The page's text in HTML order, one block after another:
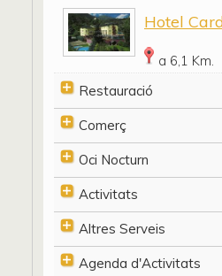
Hotel
a 6,1 Km.
Restauració
Comerç
Oci Nocturn
Activitats
Altres Serveis
Agenda d'Activitats